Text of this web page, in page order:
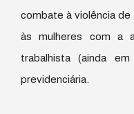
combate à violência
às mulheres com a
trabalhista (ainda
previdenciária.